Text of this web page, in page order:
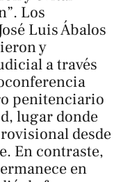
Los
Luis Ábalos
y
a través
penitenciario
lugar donde
desde
En contraste,
en